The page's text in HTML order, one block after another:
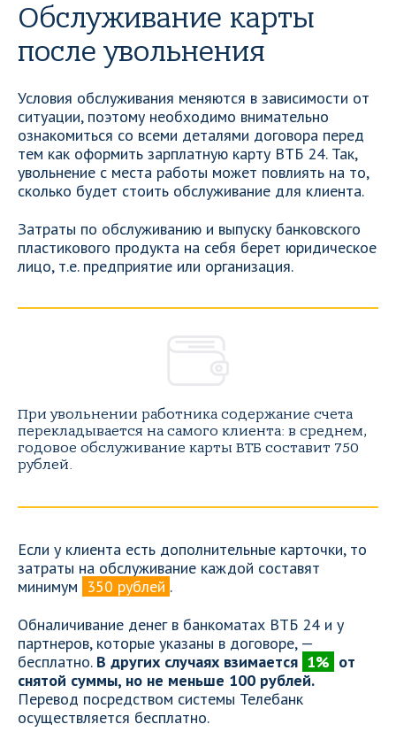
Обслуживание карты
после увольнения
Условия обслуживания меняются в зависимости от
ситуации, поэтому необходимо внимательно
ознакомиться со всеми деталями договора перед
тем как оформить зарплатную карту ВТБ 24. Так,
увольнение с места работы может повлиять на то,
сколько будет стоить обслуживание для клиента.
Затраты по обслуживанию и выпуску банковского
пластикового продукта на себя берет юридическое
лицо, т.е. предприятие или организация.
При увольнении работника содержание счета
перекладывается на самого клиента: в среднем,
годовое обслуживание карты ВТБ составит 750
рублей.
Если у клиента есть дополнительные карточки, то
затраты на обслуживание каждой составят
минимум 350 рублей .
Обналичивание денег в банкоматах ВТБ 24 и у
партнеров, которые указаны в договоре, —
бесплатно. В других случаях взимается 1% от
снятой суммы, но не меньше 100 рублей.
Перевод посредством системы Телебанк
осуществляется бесплатно.